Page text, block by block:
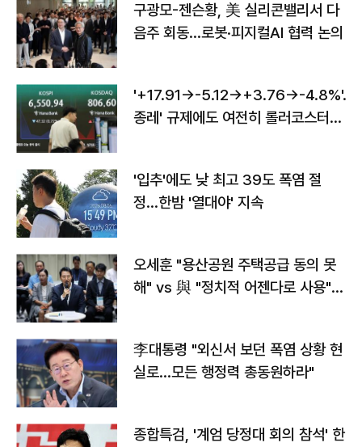
구광모-젠슨황, 美 실리콘밸리서 다
음주 회동…로봇·피지컬AI 협력 논의
'+17.91→-5.12→+3.76→-4.8%'…'
종레' 규제에도 여전히 롤러코스터
'입추'에도 낮 최고 39도 폭염 절
정…한밤 '열대야' 지속
오세훈 "용산공원 주택공급 동의 못
해" vs 與 "정치적 어젠다로 사용"
李대통령 "외신서 보던 폭염 상황 현
실로…모든 행정력 총동원하라"
종합특검, '계엄 당정대 회의 참석' 한